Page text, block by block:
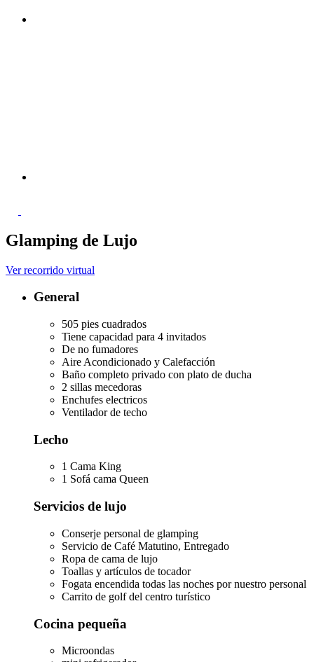
Glamping de Lujo
Ver recorrido virtual
General
505 pies cuadrados
Tiene capacidad para 4 invitados
De no fumadores
Aire Acondicionado y Calefacción
Baño completo privado con plato de ducha
2 sillas mecedoras
Enchufes electricos
Ventilador de techo
Lecho
1 Cama King
1 Sofá cama Queen
Servicios de lujo
Conserje personal de glamping
Servicio de Café Matutino, Entregado
Ropa de cama de lujo
Toallas y artículos de tocador
Fogata encendida todas las noches por nuestro personal
Carrito de golf del centro turístico
Cocina pequeña
Microondas